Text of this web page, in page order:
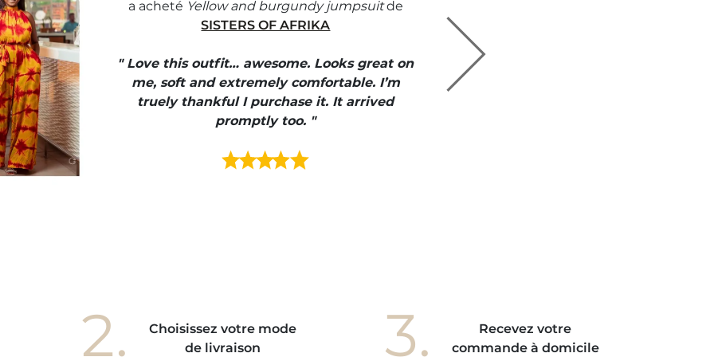
a acheté Yellow and burgundy jumpsuitde
SISTERS OF AFRIKA
" Love this outfit… awesome. Looks great on
me, soft and extremely comfortable. I’m
truely thankful I purchase it. It arrived
promptly too. "
2.
Choisissez votre mode
de livraison
3.
Recevez votre
commande à domicile